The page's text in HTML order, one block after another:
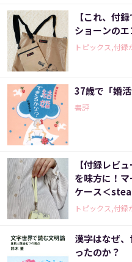
【これ、付
ショーンの
トピックス,付録
37歳で「婚
書評
【付録レビ
を味方に！
ケース＜
トピックス,付録
漢字はなぜ
ったのか？